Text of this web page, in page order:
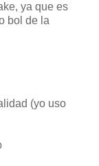
ya que es
bol de la
(yo uso